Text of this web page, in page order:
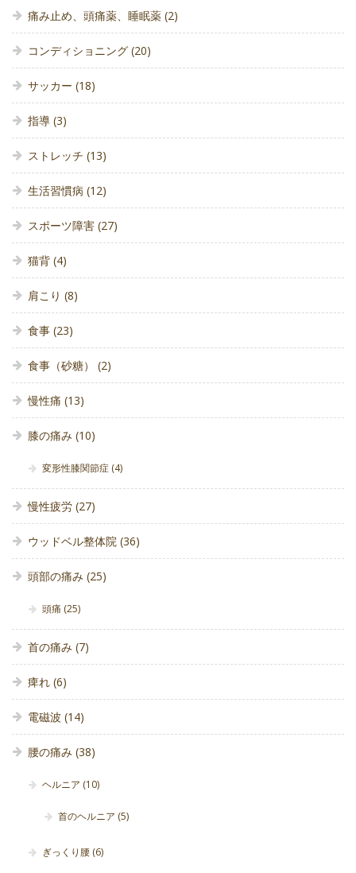
痛み止め、頭痛薬、睡眠薬 (2)
コンディショニング (20)
サッカー (18)
指導 (3)
ストレッチ (13)
生活習慣病 (12)
スポーツ障害 (27)
猫背 (4)
肩こり (8)
食事 (23)
食事（砂糖） (2)
慢性痛 (13)
膝の痛み (10)
変形性膝関節症 (4)
慢性疲労 (27)
ウッドベル整体院 (36)
頭部の痛み (25)
頭痛 (25)
首の痛み (7)
痺れ (6)
電磁波 (14)
腰の痛み (38)
ヘルニア (10)
首のヘルニア (5)
ぎっくり腰 (6)